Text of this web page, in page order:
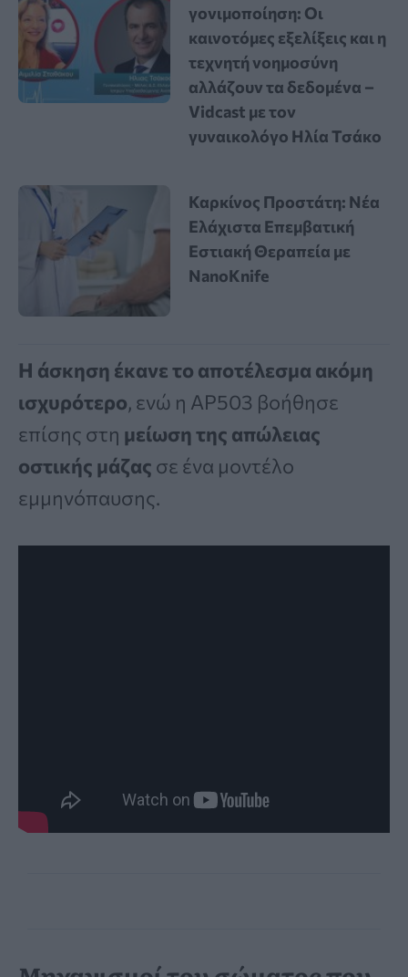
γονιμοποίηση: Οι
καινοτόμες εξελίξεις και η
τεχνητή νοημοσύνη
αλλάζουν τα δεδομένα –
Vidcast με τον
γυναικολόγο Ηλία Τσάκο
Καρκίνος Προστάτη: Νέα
Ελάχιστα Επεμβατική
Εστιακή Θεραπεία με
NanoKnife
Η άσκηση έκανε το αποτέλεσμα ακόμη
ισχυρότερο, ενώ η AP503 βοήθησε
επίσης στη μείωση της απώλειας
οστικής μάζας σε ένα μοντέλο
εμμηνόπαυσης.